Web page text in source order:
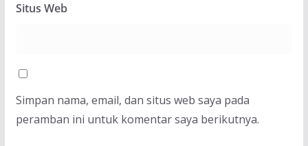
Situs Web
Simpan nama, email, dan situs web saya pada
peramban ini untuk komentar saya berikutnya.